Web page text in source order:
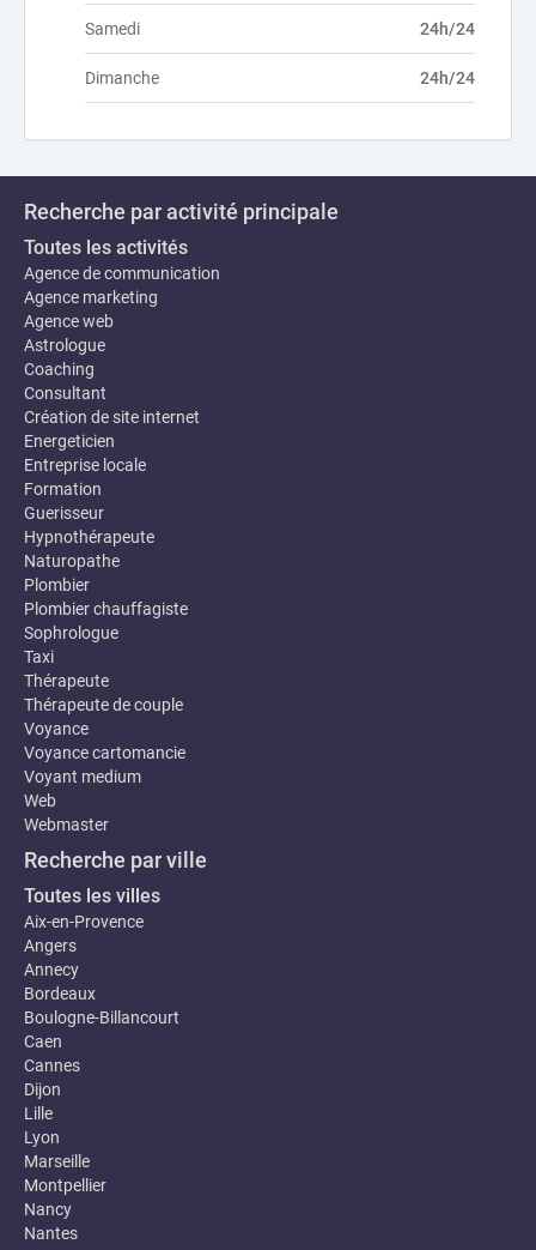
Samedi 24h/24
Dimanche 24h/24
Recherche par activité principale
Toutes les activités
Agence de communication
Agence marketing
Agence web
Astrologue
Coaching
Consultant
Création de site internet
Energeticien
Entreprise locale
Formation
Guerisseur
Hypnothérapeute
Naturopathe
Plombier
Plombier chauffagiste
Sophrologue
Taxi
Thérapeute
Thérapeute de couple
Voyance
Voyance cartomancie
Voyant medium
Web
Webmaster
Recherche par ville
Toutes les villes
Aix-en-Provence
Angers
Annecy
Bordeaux
Boulogne-Billancourt
Caen
Cannes
Dijon
Lille
Lyon
Marseille
Montpellier
Nancy
Nantes